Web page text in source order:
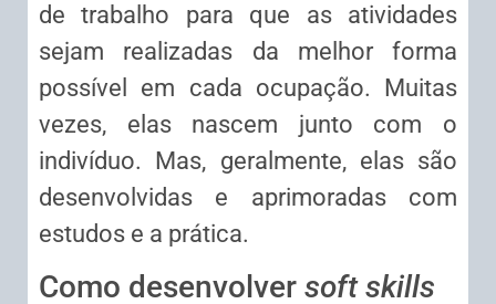
de trabalho para que as atividades
sejam realizadas da melhor forma
possível em cada ocupação. Muitas
vezes, elas nascem junto com o
indivíduo. Mas, geralmente, elas são
desenvolvidas e aprimoradas com
estudos e a prática.
Como desenvolver soft skills